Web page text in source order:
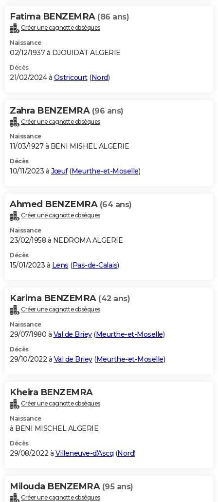
Fatima BENZEMRA (86 ans)
Créer une cagnotte obsèques
Naissance
02/12/1937 à DJOUIDAT ALGERIE
Décès
21/02/2024 à Ostricourt(Nord)
Zahra BENZEMRA (96 ans)
Créer une cagnotte obsèques
Naissance
11/03/1927 à BENI MISHEL ALGERIE
Décès
10/11/2023 à Jœuf(Meurthe-et-Moselle)
Ahmed BENZEMRA (64 ans)
Créer une cagnotte obsèques
Naissance
23/02/1958 à NEDROMA ALGERIE
Décès
15/01/2023 à Lens (Pas-de-Calais)
Karima BENZEMRA (42 ans)
Créer une cagnotte obsèques
Naissance
29/07/1980 à Val de Briey(Meurthe-et-Moselle)
Décès
29/10/2022 à Val de Briey(Meurthe-et-Moselle)
Kheira BENZEMRA
Créer une cagnotte obsèques
Naissance
à BENI MISCHEL ALGERIE
Décès
29/08/2022 à Villeneuve-d'Ascq (Nord)
Milouda BENZEMRA (95 ans)
Créer une cagnotte obsèques